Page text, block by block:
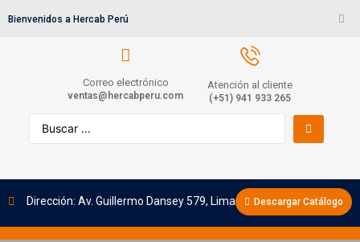
Bienvenidos a Hercab Perú
Correo electrónico
ventas@hercabperu.com
Atención al cliente
(+51) 941 933 265
Dirección: Av. Guillermo Dansey 579, Lima Descargar Catálogo